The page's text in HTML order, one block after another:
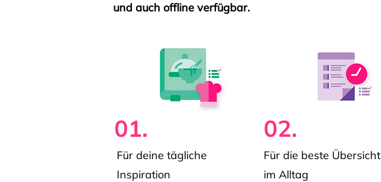
und auch offline verfügbar.
01.
Für deine tägliche
Inspiration
02.
Für die beste Übersicht
im Alltag